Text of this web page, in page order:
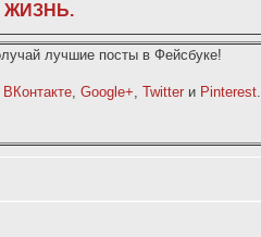
ЖИЗНЬ.
лучшие посты в Фейсбуке!
ВКонтакте, Google+, Twitter и Pinterest.